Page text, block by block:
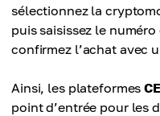
sélectionnez la
puis saisissez le
confirmez l’achat avec
Ainsi, les plateformes
point d’entrée pour les